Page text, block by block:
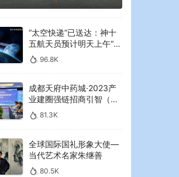
“太空快递”已送达：神十
五航天员预计明天上午“拆
快递”96.8K
成都天府中药城·2023产
业建圈强链招商引智（大
湾区）专场推介会在广州
举行
81.3K
全球国际国礼形象大使—
当代艺术名家朱继善
80.5K